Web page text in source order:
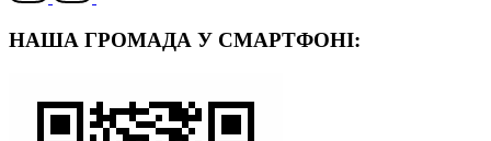
НАША ГРОМАДА У СМАРТФОНІ: